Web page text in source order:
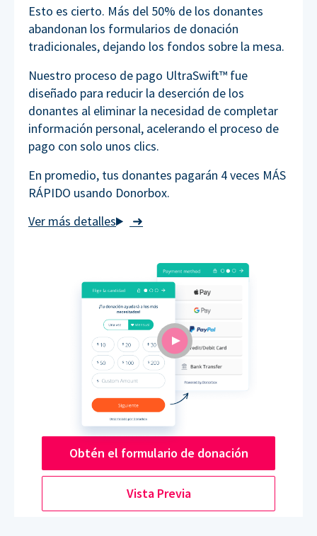
➜
Esto es cierto. Más del 50% de los donantes
abandonan los formularios de donación
tradicionales, dejando los fondos sobre la mesa.
Nuestro proceso de pago UltraSwift™ fue
diseñado para reducir la deserción de los
donantes al eliminar la necesidad de completar
información personal, acelerando el proceso de
pago con solo unos clics.
En promedio, tus donantes pagarán 4 veces MÁS
RÁPIDO usando Donorbox.
Obtén el formulario de donación
Vista Previa